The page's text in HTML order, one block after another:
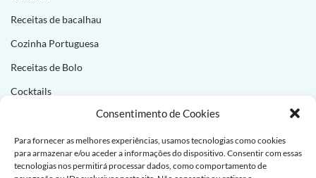
Consentimento de Cookies
Para fornecer as melhores experiências, usamos tecnologias como cookies
para armazenar e/ou aceder a informações do dispositivo. Consentir com essas
tecnologias nos permitirá processar dados, como comportamento de
Receitas de bacalhau
Cozinha Portuguesa
Receitas de Bolo
Cocktails
Subscreva e receba novas receitas todas as semanas!